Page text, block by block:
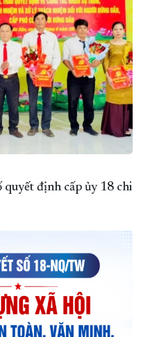
quyết định cấp ủy 18 chi